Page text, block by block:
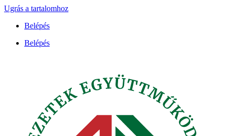
Ugrás a tartalomhoz
Belépés
Belépés